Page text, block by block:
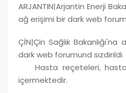
ARJANTIN|Arjantin Enerji
ağ erişimi bir dark web
ÇİN|Çin Sağlık
dark web forumund sızdırıldı
Hasta reçeteleri, hasta
içermektedir.